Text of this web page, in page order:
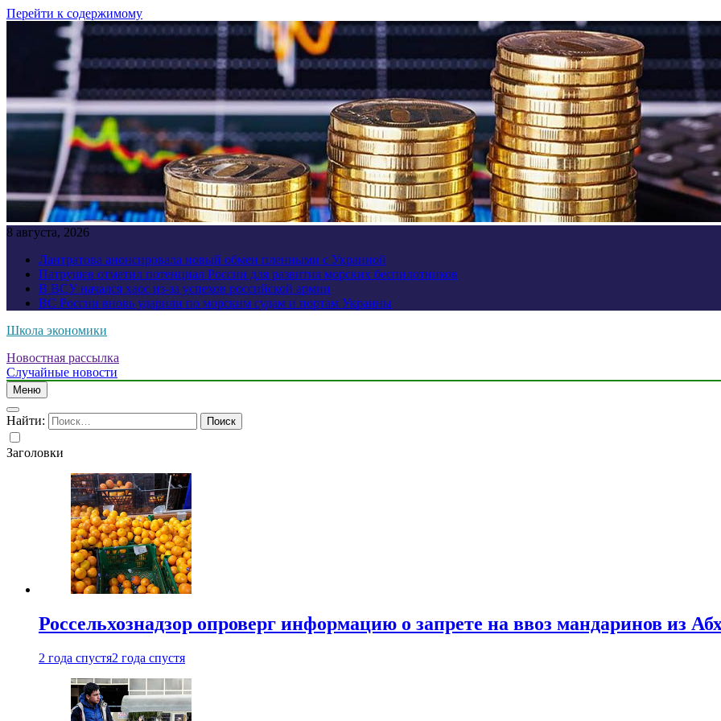
Перейти к содержимому
8 августа, 2026
Лантратова анонсировала новый обмен пленными с Украиной
Патрушев отметил потенциал России для развития морских беспилотников
В ВСУ начался хаос из-за успехов российской армии
ВС России вновь ударили по морским судам и портам Украины
Школа экономики
Новостная рассылка
Случайные новости
Меню
Найти:
Заголовки
Россельхознадзор опроверг информацию о запрете на ввоз мандаринов из
2 года спустя2 года спустя